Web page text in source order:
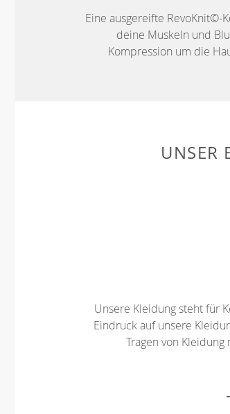
Eine ausgereifte RevoKnit©-
deine Muskeln und
Kompression um die
UNSER
Unsere Kleidung steht für
Eindruck auf unsere
Tragen von